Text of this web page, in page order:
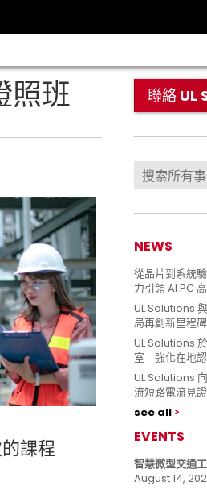
照班
課程
聯絡 UL
NEWS
從晶片到系統
力引領 AI PC
UL Solutions
局再創新里程碑
UL Solutions
室 強化在地認
UL Solutions
流短路電流見
see all
EVENTS
智慧微型交通
August 14,